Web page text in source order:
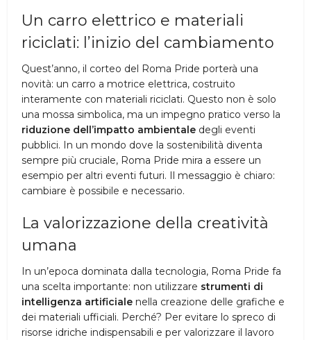
Un carro elettrico e materiali
riciclati: l’inizio del cambiamento
Quest’anno, il corteo del Roma Pride porterà una
novità: un carro a motrice elettrica, costruito
interamente con materiali riciclati. Questo non è solo
una mossa simbolica, ma un impegno pratico verso la
riduzione dell’impatto ambientale degli eventi
pubblici. In un mondo dove la sostenibilità diventa
sempre più cruciale, Roma Pride mira a essere un
esempio per altri eventi futuri. Il messaggio è chiaro:
cambiare è possibile e necessario.
La valorizzazione della creatività
umana
In un’epoca dominata dalla tecnologia, Roma Pride fa
una scelta importante: non utilizzare strumenti di
intelligenza artificiale nella creazione delle grafiche e
dei materiali ufficiali. Perché? Per evitare lo spreco di
risorse idriche indispensabili e per valorizzare il lavoro